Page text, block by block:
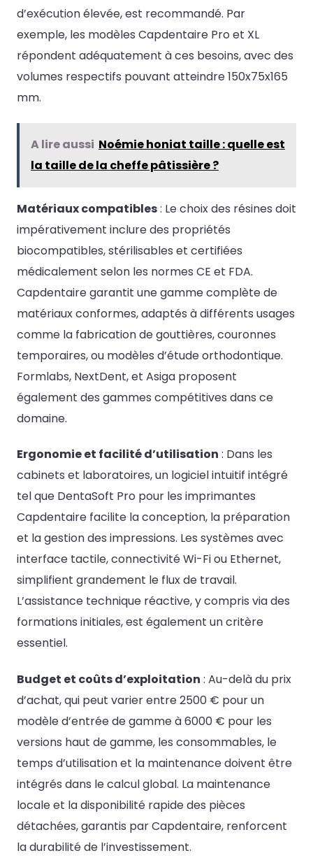
d’exécution élevée, est recommandé. Par
exemple, les modèles Capdentaire Pro et XL
répondent adéquatement à ces besoins, avec des
volumes respectifs pouvant atteindre 150x75x165
mm.
A lire aussi Noémie honiat taille : quelle est
la taille de la cheffe pâtissière ?
Matériaux compatibles: Le choix des résines doit
impérativement inclure des propriétés
biocompatibles, stérilisables et certifiées
médicalement selon les normes CE et FDA.
Capdentaire garantit une gamme complète de
matériaux conformes, adaptés à différents usages
comme la fabrication de gouttières, couronnes
temporaires, ou modèles d’étude orthodontique.
Formlabs, NextDent, et Asiga proposent
également des gammes compétitives dans ce
domaine.
Ergonomie et facilité d’utilisation : Dans les
cabinets et laboratoires, un logiciel intuitif intégré
tel que DentaSoft Pro pour les imprimantes
Capdentaire facilite la conception, la préparation
et la gestion des impressions. Les systèmes avec
interface tactile, connectivité Wi-Fi ou Ethernet,
simplifient grandement le flux de travail.
L’assistance technique réactive, y compris via des
formations initiales, est également un critère
essentiel.
Budget et coûts d’exploitation : Au-delà du prix
d’achat, qui peut varier entre 2500 € pour un
modèle d’entrée de gamme à 6000 € pour les
versions haut de gamme, les consommables, le
temps d’utilisation et la maintenance doivent être
intégrés dans le calcul global. La maintenance
locale et la disponibilité rapide des pièces
détachées, garantis par Capdentaire, renforcent
la durabilité de l’investissement.